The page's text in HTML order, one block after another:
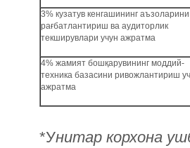
3% кузатув кенгашининг аъзоларини
рағбатлантириш ва аудиторлик
текширувлари учун ажратма
4% жамият бошқарувининг моддий-
техника базасини ривожлантириш
ажратма
*Унитар корхона